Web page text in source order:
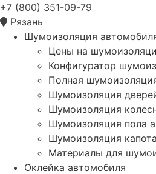
+7 (800) 351-09-79
Рязань
Шумоизоляция
Цены на
Конфигуратор
Полная
Шумоизоляция
Шумоизоляция
Шумоизоляция пола
Шумоизоляция
Материалы для
Оклейка автомобиля